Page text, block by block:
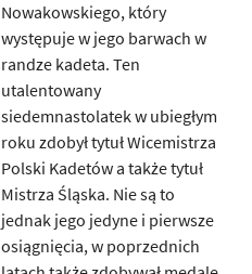
Nowakowskiego, który
występuje w jego barwach w
randze kadeta. Ten
utalentowany
siedemnastolatek w ubiegłym
roku zdobył tytuł Wicemistrza
Polski Kadetów a także tytuł
Mistrza Śląska. Nie są to
jednak jego jedyne i pierwsze
osiągnięcia, w poprzednich